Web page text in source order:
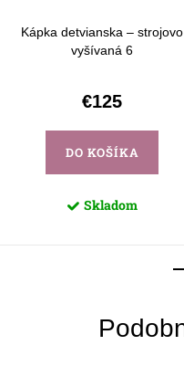
Kápka detvianska – strojovo
vyšívaná 6
€125
DO KOŠÍKA
Skladom